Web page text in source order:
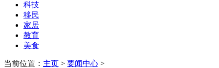
科技
移民
家居
教育
美食
当前位置： 主页 > 要闻中心 >